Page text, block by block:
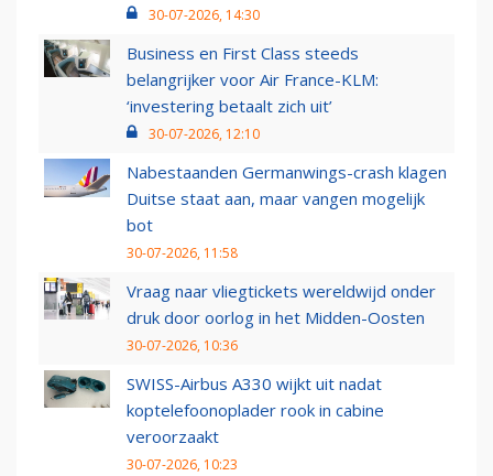
30-07-2026, 14:30
Business en First Class steeds
belangrijker voor Air France-KLM:
‘investering betaalt zich uit’
30-07-2026, 12:10
Nabestaanden Germanwings-crash klagen
Duitse staat aan, maar vangen mogelijk
bot
30-07-2026, 11:58
Vraag naar vliegtickets wereldwijd onder
druk door oorlog in het Midden-Oosten
30-07-2026, 10:36
SWISS-Airbus A330 wijkt uit nadat
koptelefoonoplader rook in cabine
veroorzaakt
30-07-2026, 10:23